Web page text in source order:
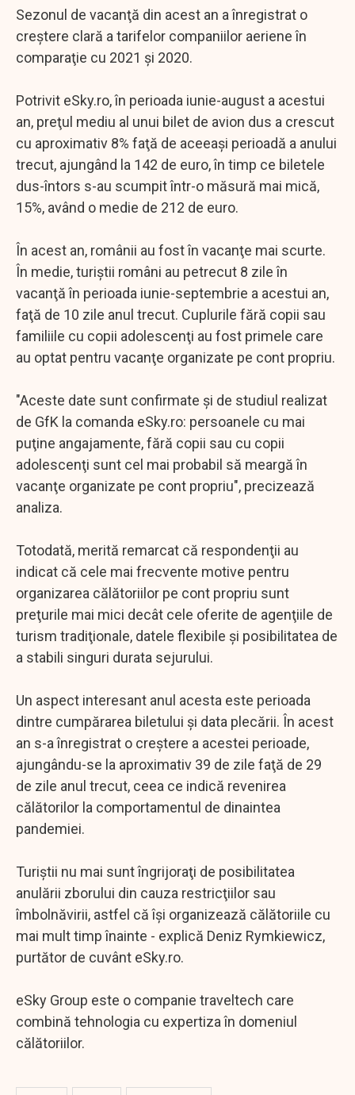
Sezonul de vacanţă din acest an a înregistrat o
creştere clară a tarifelor companiilor aeriene în
comparaţie cu 2021 şi 2020.
Potrivit eSky.ro, în perioada iunie-august a acestui
an, preţul mediu al unui bilet de avion dus a crescut
cu aproximativ 8% faţă de aceeaşi perioadă a anului
trecut, ajungând la 142 de euro, în timp ce biletele
dus-întors s-au scumpit într-o măsură mai mică,
15%, având o medie de 212 de euro.
În acest an, românii au fost în vacanţe mai scurte.
În medie, turiştii români au petrecut 8 zile în
vacanţă în perioada iunie-septembrie a acestui an,
faţă de 10 zile anul trecut. Cuplurile fără copii sau
familiile cu copii adolescenţi au fost primele care
au optat pentru vacanţe organizate pe cont propriu.
"Aceste date sunt confirmate şi de studiul realizat
de GfK la comanda eSky.ro: persoanele cu mai
puţine angajamente, fără copii sau cu copii
adolescenţi sunt cel mai probabil să meargă în
vacanţe organizate pe cont propriu", precizează
analiza.
Totodată, merită remarcat că respondenţii au
indicat că cele mai frecvente motive pentru
organizarea călătoriilor pe cont propriu sunt
preţurile mai mici decât cele oferite de agenţiile de
turism tradiţionale, datele flexibile şi posibilitatea de
a stabili singuri durata sejurului.
Un aspect interesant anul acesta este perioada
dintre cumpărarea biletului şi data plecării. În acest
an s-a înregistrat o creştere a acestei perioade,
ajungându-se la aproximativ 39 de zile faţă de 29
de zile anul trecut, ceea ce indică revenirea
călătorilor la comportamentul de dinaintea
pandemiei.
Turiştii nu mai sunt îngrijoraţi de posibilitatea
anulării zborului din cauza restricţiilor sau
îmbolnăvirii, astfel că îşi organizează călătoriile cu
mai mult timp înainte - explică Deniz Rymkiewicz,
purtător de cuvânt eSky.ro.
eSky Group este o companie traveltech care
combină tehnologia cu expertiza în domeniul
călătoriilor.